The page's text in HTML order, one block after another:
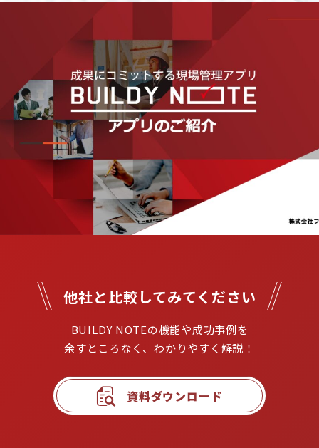
他社と比較してみてください
BUILDY NOTEの機能や成功事例を
余すところなく、わかりやすく解説！
資料ダウンロード